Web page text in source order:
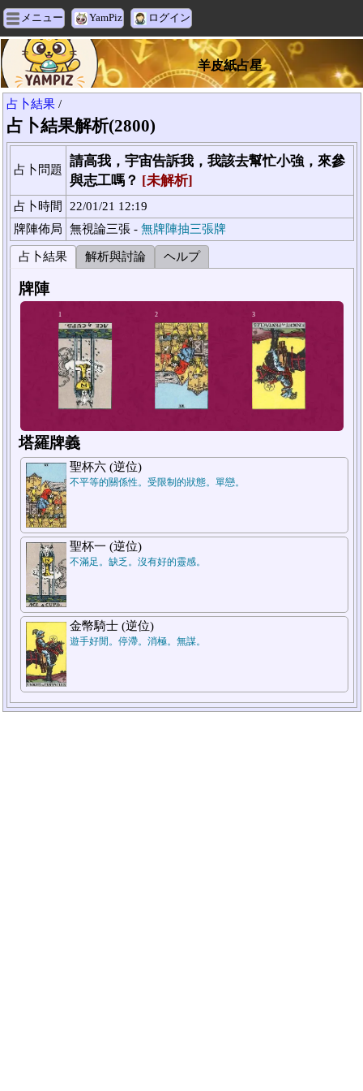
メニュー YamPiz ログイン
羊皮紙占星
占卜結果 /
占卜結果解析(2800)
占卜問題
請高我，宇宙告訴我，我該去幫忙小強，來參
與志工嗎？ [未解析]
占卜時間
22/01/21 12:19
牌陣佈局
無視論三張 - 無牌陣抽三張牌
占卜結果 解析與討論 ヘルプ
牌陣
塔羅牌義
聖杯六 (逆位)
不平等的關係性。受限制的狀態。單戀。
聖杯一 (逆位)
不滿足。缺乏。沒有好的靈感。
金幣騎士 (逆位)
遊手好閒。停滯。消極。無謀。